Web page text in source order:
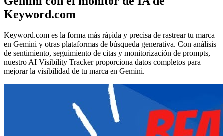
Keyword.com
Keyword.com es la forma más rápida y precisa de rastrear tu marca
en Gemini y otras plataformas de búsqueda generativa. Con análisis
de sentimiento, seguimiento de citas y monitorización de prompts,
nuestro AI Visibility Tracker proporciona datos completos para
mejorar la visibilidad de tu marca en Gemini.